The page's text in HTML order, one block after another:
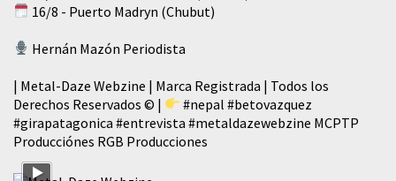
16/8 - Puerto Madryn (Chubut)
Hernán Mazón Periodista
| Metal-Daze Webzine | Marca Registrada | Todos los
Derechos Reservados © |
#nepal #betovazquez
#girapatagonica #entrevista #metaldazewebzine MCPTP
Producciónes RGB Producciones